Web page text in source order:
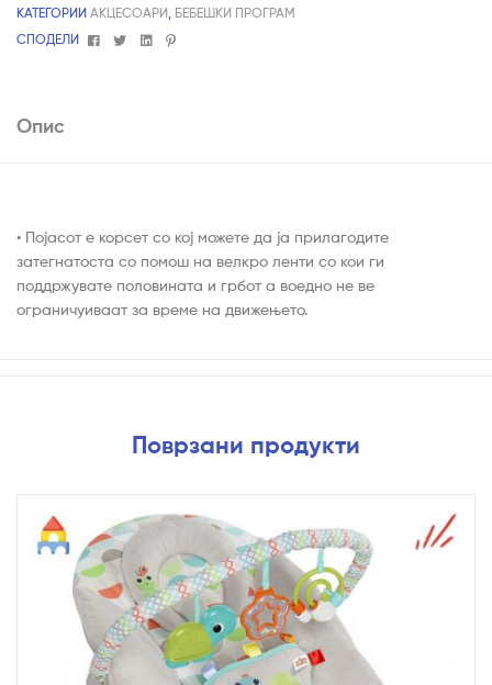
КАТЕГОРИИ АКЦЕСОАРИ БЕБЕШКИ ПРОГРАМ
СПОДЕЛИ
FacebookTwitterLinkedin
Pinterest
Опис
• Појасот е корсет со кој можете да ја прилагодите
затегнатоста со помош на велкро ленти со кои ги
поддржувате половината и грбот а воедно не ве
ограничуиваат за време на движењето.
Поврзани продукти